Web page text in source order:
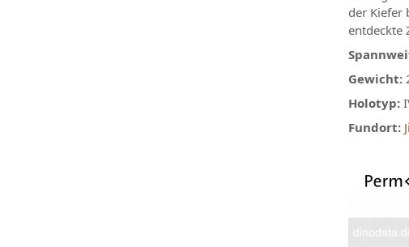
der Kiefer
entdeckte
Gewicht:
Holotyp:
Fundort: